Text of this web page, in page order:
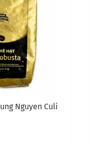
Nguyen Culi